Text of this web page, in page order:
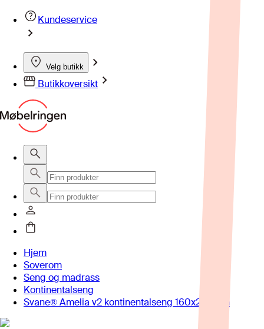
Kundeservice
Velg butikk
Butikkoversikt
Hjem
Soverom
Seng og madrass
Kontinentalseng
Svane® Amelia v2 kontinentalseng 160x200 cm